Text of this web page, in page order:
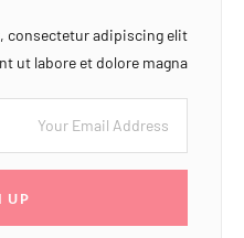
consectetur adipiscing elit
ut labore et dolore magna
UP